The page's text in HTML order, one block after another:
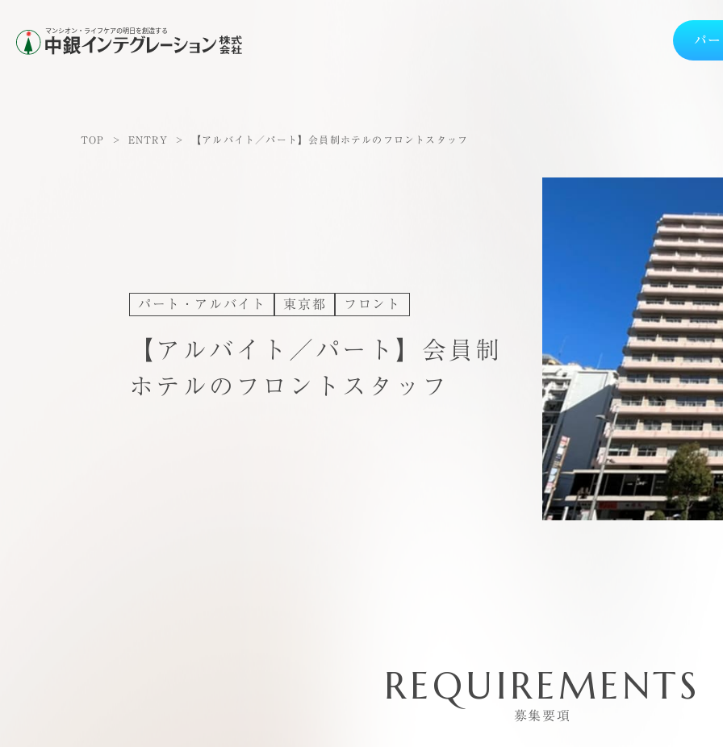
パ
TOP > ENTRY > 【アルバイト／パート】会員制ホテルのフロントスタッフ
パート・アルバイト 東京都 フロント
【アルバイト／パート】会員制
ホテルのフロントスタッフ
REQUIREMENTS
募集要項